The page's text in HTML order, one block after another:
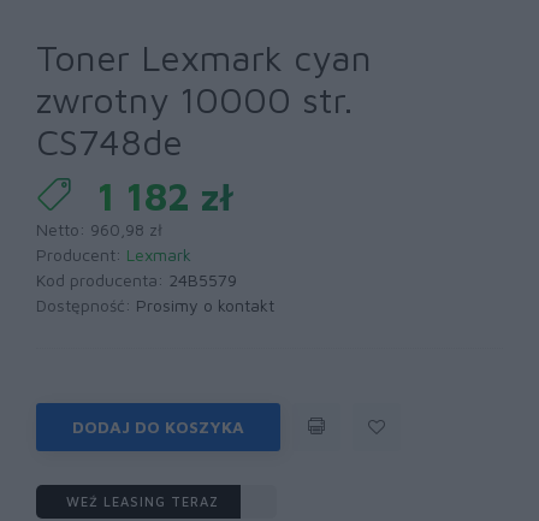
Toner Lexmark cyan
zwrotny 10000 str.
CS748de
1 182 zł
Netto: 960,98 zł
Producent: Lexmark
Kod producenta: 24B5579
Dostępność: Prosimy o kontakt
DODAJ DO KOSZYKA
WEŹ LEASING TERAZ